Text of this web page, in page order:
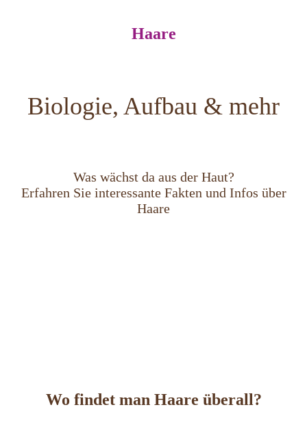
Haare
Biologie, Aufbau & mehr
Was wächst da aus der Haut?
Erfahren Sie interessante Fakten und Infos über
Haare
Wo findet man Haare überall?